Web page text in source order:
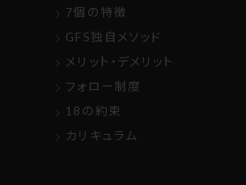
7個の特徴
GFS独自メソッド
メリット・デメリット
フォロー制度
18の約束
カリキュラム